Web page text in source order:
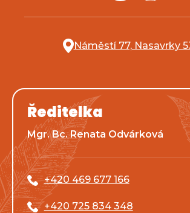
Náměstí 77, Nasavrky
Ředitelka
Mgr. Bc. Renata Odvárková
+420 469 677 166
+420 725 834 348